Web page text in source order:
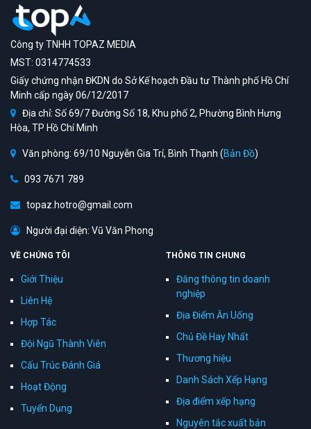
Công ty TNHH TOPAZ MEDIA
MST: 0314774533
Giấy chứng nhận ĐKDN do Sở Kế hoạch Đầu tư Thành phố Hồ Chí
Minh cấp ngày 06/12/2017
Địa chỉ: Số 69/7 Đường Số 18, Khu phố 2, Phường Bình Hưng
Hòa, TP Hồ Chí Minh
Văn phòng: 69/10 Nguyễn Gia Trí, Bình Thạnh (Bản Đồ)
093 7671 789
topaz.hotro@gmail.com
Người đại diện: Vũ Văn Phong
VỀ CHÚNG TÔI
Giới Thiệu
Liên Hệ
Hợp Tác
Đội Ngũ Thành Viên
Cấu Trúc Đánh Giá
Hoạt Động
Tuyển Dụng
THÔNG TIN CHUNG
Đăng thông tin doanh
nghiệp
Địa Điểm Ăn Uống
Chủ Đề Hay Nhất
Thương hiệu
Danh Sách Xếp Hạng
Địa điểm xếp hạng
Nguyên tắc xuất bản